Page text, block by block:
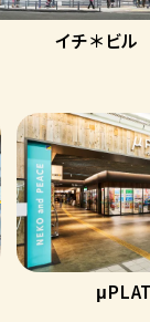
イチ＊ビル